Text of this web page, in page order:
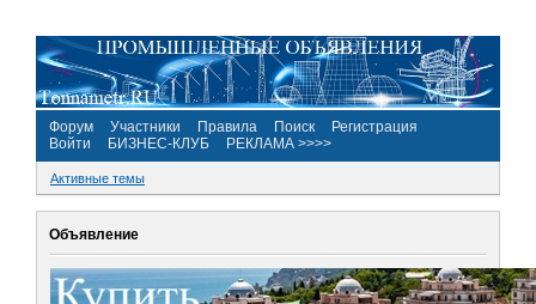
Форум Участники Правила Поиск
Регистрация
Войти
БИЗНЕС-КЛУБ РЕКЛАМА >>>>
Активные темы
Объявление